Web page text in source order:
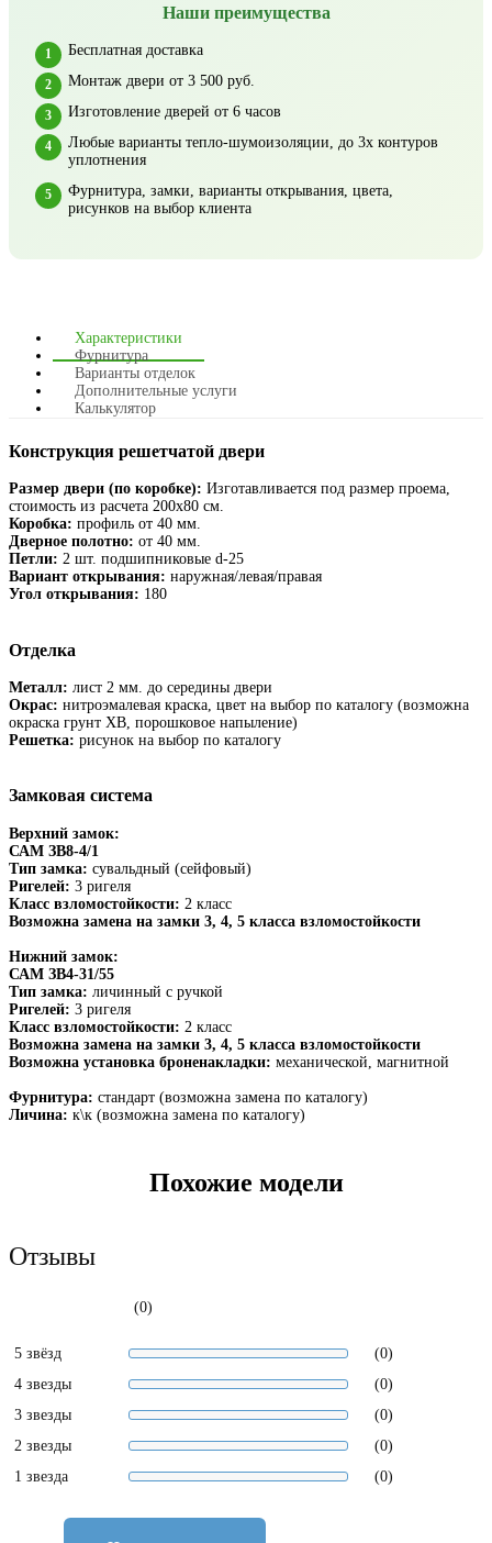
Наши преимущества
Бесплатная доставка
Монтаж двери от 3 500 руб.
Изготовление дверей от 6 часов
Любые варианты тепло-шумоизоляции, до 3х контуров
уплотнения
Фурнитура, замки, варианты открывания, цвета,
рисунков на выбор клиента
Характеристики
Фурнитура
Варианты отделок
Дополнительные услуги
Калькулятор
Конструкция решетчатой двери
Размер двери (по коробке): Изготавливается под размер проема,
стоимость из расчета 200х80 см.
Коробка: профиль от 40 мм.
Дверное полотно: от 40 мм.
Петли: 2 шт. подшипниковые d-25
Вариант открывания: наружная/левая/правая
Угол открывания: 180
Отделка
Металл: лист 2 мм. до середины двери
Окрас: нитроэмалевая краска, цвет на выбор по каталогу (возможна
окраска грунт ХВ, порошковое напыление)
Решетка: рисунок на выбор по каталогу
Замковая система
Верхний замок:
САМ ЗВ8-4/1
Тип замка: сувальдный (сейфовый)
Ригелей: 3 ригеля
Класс взломостойкости: 2 класс
Возможна замена на замки 3, 4, 5 класса взломостойкости
Нижний замок:
САМ ЗВ4-31/55
Тип замка: личинный с ручкой
Ригелей: 3 ригеля
Класс взломостойкости: 2 класс
Возможна замена на замки 3, 4, 5 класса взломостойкости
Возможна установка броненакладки: механической, магнитной
Фурнитура: стандарт (возможна замена по каталогу)
Личина: к\к (возможна замена по каталогу)
Похожие модели
Отзывы
(0)
5 звёзд
(0)
4 звезды
(0)
3 звезды
(0)
2 звезды
(0)
1 звезда
(0)